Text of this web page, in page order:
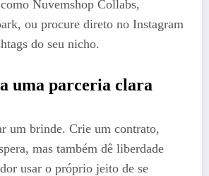
Nuvemshop Collabs,
ou procure direto no Instagram
do seu nicho.
uma parceria clara
um brinde. Crie um contrato,
mas também dê liberdade
usar o próprio jeito de se